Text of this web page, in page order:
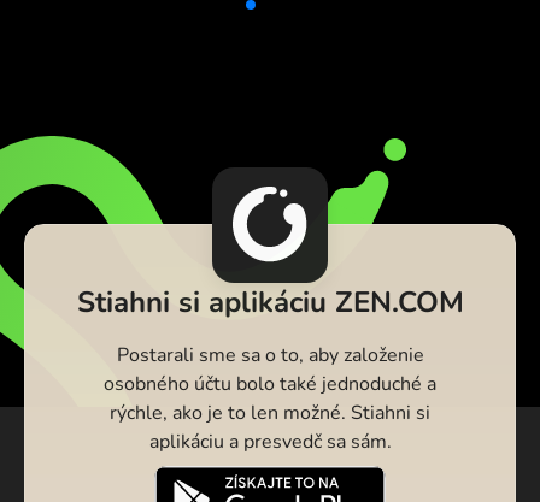
Stiahni si aplikáciu ZEN.COM
Postarali sme sa o to, aby založenie
osobného účtu bolo také jednoduché a
rýchle, ako je to len možné. Stiahni si
aplikáciu a presvedč sa sám.